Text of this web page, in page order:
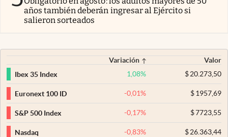
años también deberán ingresar al Ejército si
salieron sorteados
Variación
Valor
Ibex 35 Index
1,08% $20.273,50
Euronext 100 ID -0,01% $1957,69
S&P 500 Index -0,17% $7723,55
Nasdaq -0,83% $26.363,44